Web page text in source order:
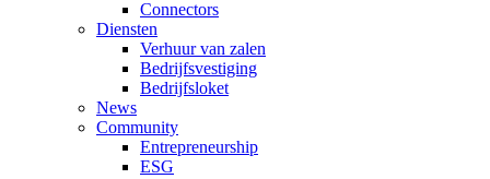
Connectors
Diensten
Verhuur van zalen
Bedrijfsvestiging
Bedrijfsloket
News
Community
Entrepreneurship
ESG